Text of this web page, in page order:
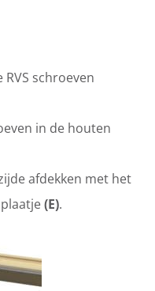
schroeven
in de houten
afdekken met het
(E).